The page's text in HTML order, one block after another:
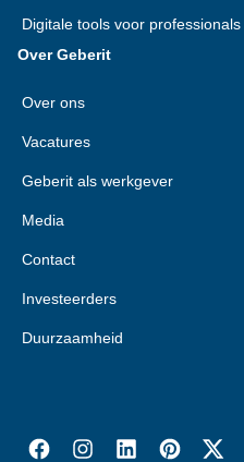
Digitale tools voor professionals
Over Geberit
Over ons
Vacatures
Geberit als werkgever
Media
Contact
Investeerders
Duurzaamheid